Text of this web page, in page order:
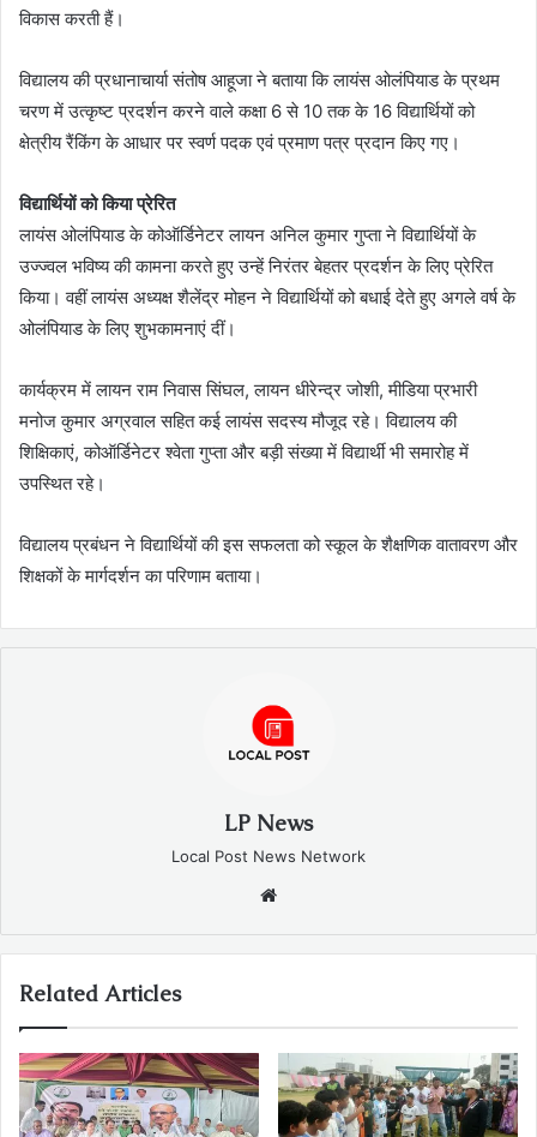
विकास करती हैं।
विद्यालय की प्रधानाचार्या संतोष आहूजा ने बताया कि लायंस ओलंपियाड के प्रथम
चरण में उत्कृष्ट प्रदर्शन करने वाले कक्षा 6 से 10 तक के 16 विद्यार्थियों को
क्षेत्रीय रैंकिंग के आधार पर स्वर्ण पदक एवं प्रमाण पत्र प्रदान किए गए।
विद्यार्थियों को किया प्रेरित
लायंस ओलंपियाड के कोऑर्डिनेटर लायन अनिल कुमार गुप्ता ने विद्यार्थियों के
उज्ज्वल भविष्य की कामना करते हुए उन्हें निरंतर बेहतर प्रदर्शन के लिए प्रेरित
किया। वहीं लायंस अध्यक्ष शैलेंद्र मोहन ने विद्यार्थियों को बधाई देते हुए अगले वर्ष के
ओलंपियाड के लिए शुभकामनाएं दीं।
कार्यक्रम में लायन राम निवास सिंघल, लायन धीरेन्द्र जोशी, मीडिया प्रभारी
मनोज कुमार अग्रवाल सहित कई लायंस सदस्य मौजूद रहे। विद्यालय की
शिक्षिकाएं, कोऑर्डिनेटर श्वेता गुप्ता और बड़ी संख्या में विद्यार्थी भी समारोह में
उपस्थित रहे।
विद्यालय प्रबंधन ने विद्यार्थियों की इस सफलता को स्कूल के शैक्षणिक वातावरण और
शिक्षकों के मार्गदर्शन का परिणाम बताया।
LP News
Local Post News Network
Related Articles